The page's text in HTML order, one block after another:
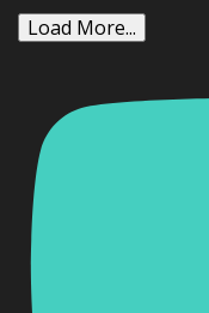
Load More...